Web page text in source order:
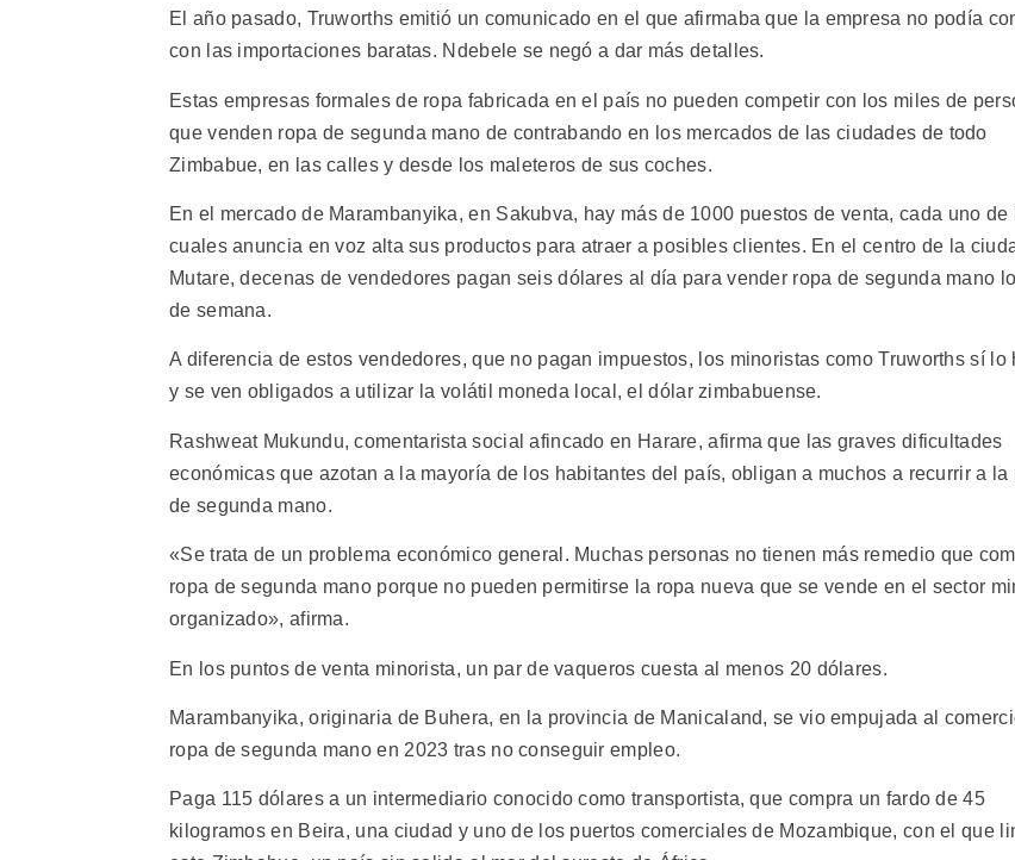
El año pasado, Truworths emitió un comunicado en el que afirmaba que la empresa no podía
con las importaciones baratas. Ndebele se negó a dar más detalles.
Estas empresas formales de ropa fabricada en el país no pueden competir con los miles de
que venden ropa de segunda mano de contrabando en los mercados de las ciudades de todo
Zimbabue, en las calles y desde los maleteros de sus coches.
En el mercado de Marambanyika, en Sakubva, hay más de 1000 puestos de venta, cada uno de
cuales anuncia en voz alta sus productos para atraer a posibles clientes. En el centro de la
Mutare, decenas de vendedores pagan seis dólares al día para vender ropa de segunda mano
de semana.
A diferencia de estos vendedores, que no pagan impuestos, los minoristas como Truworths sí lo
y se ven obligados a utilizar la volátil moneda local, el dólar zimbabuense.
Rashweat Mukundu, comentarista social afincado en Harare, afirma que las graves dificultades
económicas que azotan a la mayoría de los habitantes del país, obligan a muchos a recurrir a la
de segunda mano.
«Se trata de un problema económico general. Muchas personas no tienen más remedio que
ropa de segunda mano porque no pueden permitirse la ropa nueva que se vende en el sector
organizado», afirma.
En los puntos de venta minorista, un par de vaqueros cuesta al menos 20 dólares.
Marambanyika, originaria de Buhera, en la provincia de Manicaland, se vio empujada al
ropa de segunda mano en 2023 tras no conseguir empleo.
Paga 115 dólares a un intermediario conocido como transportista, que compra un fardo de 45
kilogramos en Beira, una ciudad y uno de los puertos comerciales de Mozambique, con el que